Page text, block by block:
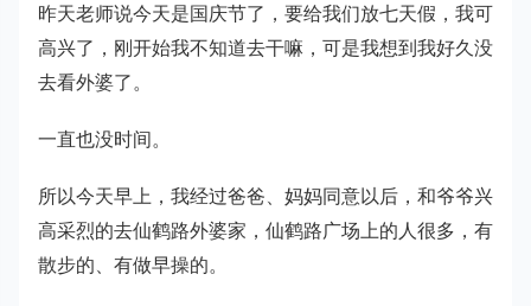
昨天老师说今天是国庆节了，要给我们放七天假，我可
高兴了，刚开始我不知道去干嘛，可是我想到我好久没
去看外婆了。
一直也没时间。
所以今天早上，我经过爸爸、妈妈同意以后，和爷爷兴
高采烈的去仙鹤路外婆家，仙鹤路广场上的人很多，有
散步的、有做早操的。